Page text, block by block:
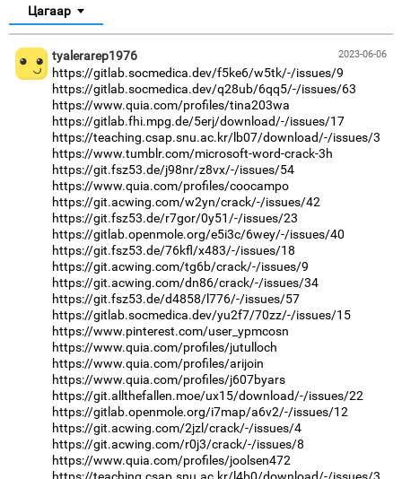
Цагаар
2023-06-06
tyalerarep1976
https://gitlab.socmedica.dev/f5ke6/w5tk/-/issues/9
https://gitlab.socmedica.dev/q28ub/6qq5/-/issues/63
https://www.quia.com/profiles/tina203wa
https://gitlab.fhi.mpg.de/5erj/download/-/issues/17
https://teaching.csap.snu.ac.kr/lb07/download/-/issues/3
https://www.tumblr.com/microsoft-word-crack-3h
https://git.fsz53.de/j98nr/z8vx/-/issues/54
https://www.quia.com/profiles/coocampo
https://git.acwing.com/w2yn/crack/-/issues/42
https://git.fsz53.de/r7gor/0y51/-/issues/23
https://gitlab.openmole.org/e5i3c/6wey/-/issues/40
https://git.fsz53.de/76kfl/x483/-/issues/18
https://git.acwing.com/tg6b/crack/-/issues/9
https://git.acwing.com/dn86/crack/-/issues/34
https://git.fsz53.de/d4858/l776/-/issues/57
https://gitlab.socmedica.dev/yu2f7/70zz/-/issues/15
https://www.pinterest.com/user_ypmcosn
https://www.quia.com/profiles/jutulloch
https://www.quia.com/profiles/arijoin
https://www.quia.com/profiles/j607byars
https://git.allthefallen.moe/ux15/download/-/issues/22
https://gitlab.openmole.org/i7map/a6v2/-/issues/12
https://git.acwing.com/2jzl/crack/-/issues/4
https://git.acwing.com/r0j3/crack/-/issues/8
https://www.quia.com/profiles/joolsen472
https://teaching.csap.snu.ac.kr/l4b0/download/-/issues/3